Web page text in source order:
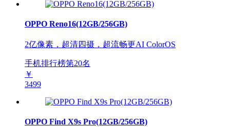
OPPO Reno16(12GB/256GB)
2亿像素，超清四摄，超流畅更AI ColorOS
手机排行榜第20名
￥
3499
OPPO Find X9s Pro(12GB/256GB)